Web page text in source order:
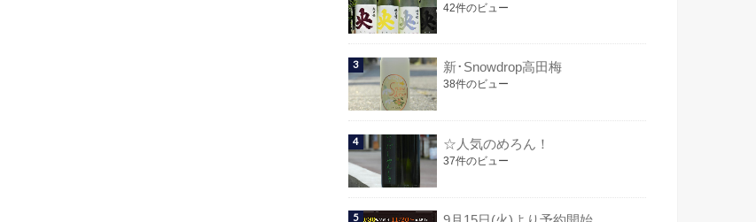
42件のビュー
新･Snowdrop高田梅
38件のビュー
☆人気のめろん！
37件のビュー